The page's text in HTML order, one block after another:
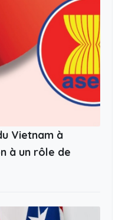
Vietnam à
à un rôle de